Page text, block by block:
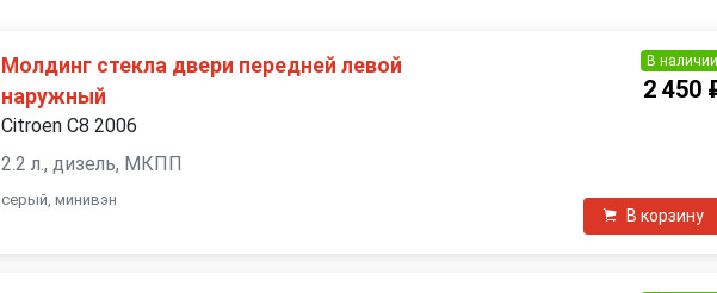
Молдинг стекла двери передней левой
наружный
Citroen C8 2006
2.2 л., дизель, МКПП
серый, минивэн
В наличии
2 450
В корзину